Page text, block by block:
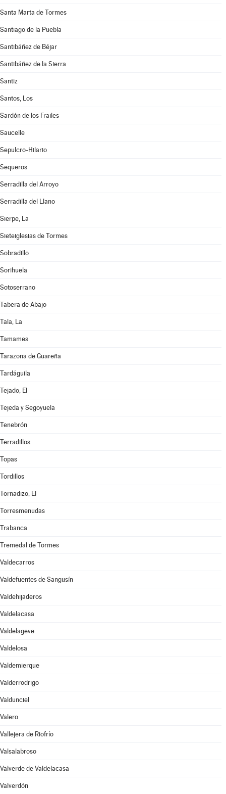
Santa Marta de Tormes
Santiago de la Puebla
Santibáñez de Béjar
Santibáñez de la Sierra
Santiz
Santos, Los
Sardón de los Frailes
Saucelle
Sepulcro-Hilario
Sequeros
Serradilla del Arroyo
Serradilla del Llano
Sierpe, La
Sieteiglesias de Tormes
Sobradillo
Sorihuela
Sotoserrano
Tabera de Abajo
Tala, La
Tamames
Tarazona de Guareña
Tardáguila
Tejado, El
Tejeda y Segoyuela
Tenebrón
Terradillos
Topas
Tordillos
Tornadizo, El
Torresmenudas
Trabanca
Tremedal de Tormes
Valdecarros
Valdefuentes de Sangusín
Valdehijaderos
Valdelacasa
Valdelageve
Valdelosa
Valdemierque
Valderrodrigo
Valdunciel
Valero
Vallejera de Riofrío
Valsalabroso
Valverde de Valdelacasa
Valverdón